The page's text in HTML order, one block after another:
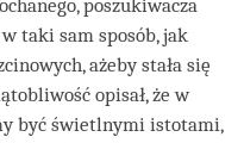
poszukiwacza
taki sam sposób, jak
ażeby stała się
opisał, że w
być świetlnymi istotami,